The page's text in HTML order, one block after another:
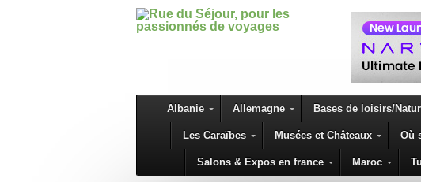
Albanie Allemagne Bases de loisirs/
Les Caraïbes Musées et Châteaux Où
Salons & Expos en france Maroc